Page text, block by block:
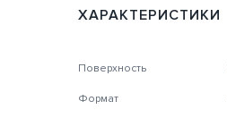
ХАРАКТЕРИСТИКИ
Поверхность
Формат